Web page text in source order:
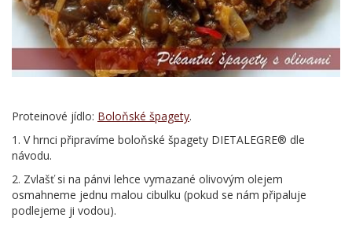
Proteinové jídlo: Boloňské špagety.
1. V hrnci připravíme boloňské špagety DIETALEGRE® dle
návodu.
2. Zvlašť si na pánvi lehce vymazané olivovým olejem
osmahneme jednu malou cibulku (pokud se nám připaluje
podlejeme ji vodou).